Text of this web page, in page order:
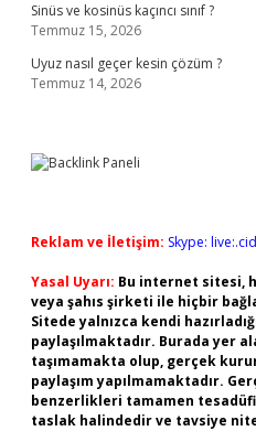
Sinüs ve kosinüs kaçıncı sınıf ?
Temmuz 15, 2026
Uyuz nasıl geçer kesin çözüm ?
Temmuz 14, 2026
Reklam ve İletişim: Skype:
Yasal Uyarı: Bu internet sitesi,
veya şahıs şirketi ile hiçbir
Sitede yalnızca kendi
paylaşılmaktadır. Burada yer
taşımamakta olup, gerçek
paylaşım yapılmamaktadır.
benzerlikleri tamamen
taslak halindedir ve tavsiye